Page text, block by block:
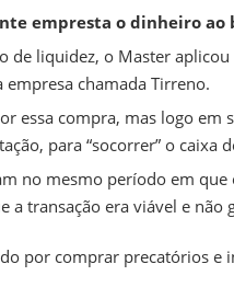
empresta o dinheiro ao
de liquidez, o Master
chamada Tirreno.
essa compra, mas logo
para “socorrer” o caixa
no mesmo período em
a transação era viável e
por comprar precatórios e